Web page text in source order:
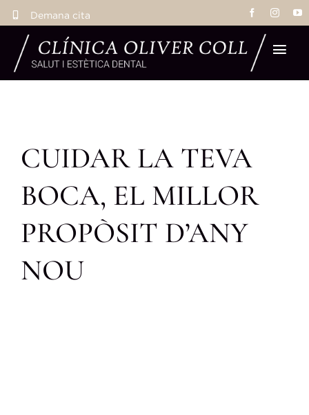
Skip
content
Demana cita
CUIDAR LA TEVA
BOCA, EL MILLOR
PROPÒSIT D’ANY
NOU